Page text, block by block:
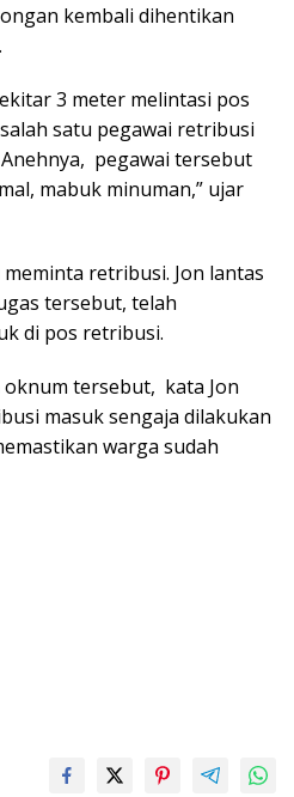
kembali dihentikan
3 meter melintasi pos
satu pegawai retribusi
pegawai tersebut
mabuk minuman,” ujar
retribusi. Jon lantas
tersebut, telah
di pos retribusi.
tersebut, kata Jon
masuk sengaja dilakukan
warga sudah